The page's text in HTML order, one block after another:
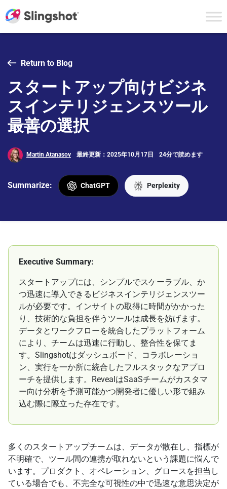
Return to Blog
スタートアップ向けビジネ
スインテリジェンスツール
最善の選択
Martin Atanasov 最終更新：2025年10月17日 24分で読めます
Summarize: ChatGPT Perplexity
Executive Summary:
スタートアップには、シンプルでスケーラブル、か
つ迅速に導入できるビジネスインテリジェンスツー
ルが必要です。インサイトの取得に時間がかかった
り、技術的な負担を伴うツールは成長を妨げます。
データとワークフローを統合したプラットフォーム
により、チームは迅速に行動し、整合性を保てま
す。Slingshotはダッシュボード、コラボレーショ
ン、実行を一か所に統合したフルスタックなアプロ
ーチを提供します。RevealはSaaSチームがカスタマ
ー向け分析を予測可能かつ開発者に優しい形で組み
込む際に際立った存在です。
多くのスタートアップチームは、データが散在し、指標が
不明確で、ツール間の連携が取れないという課題に悩んで
います。プロダクト、オペレーション、グロースを担当し
ている場合でも、不完全な可視性の中で迅速な意思決定が